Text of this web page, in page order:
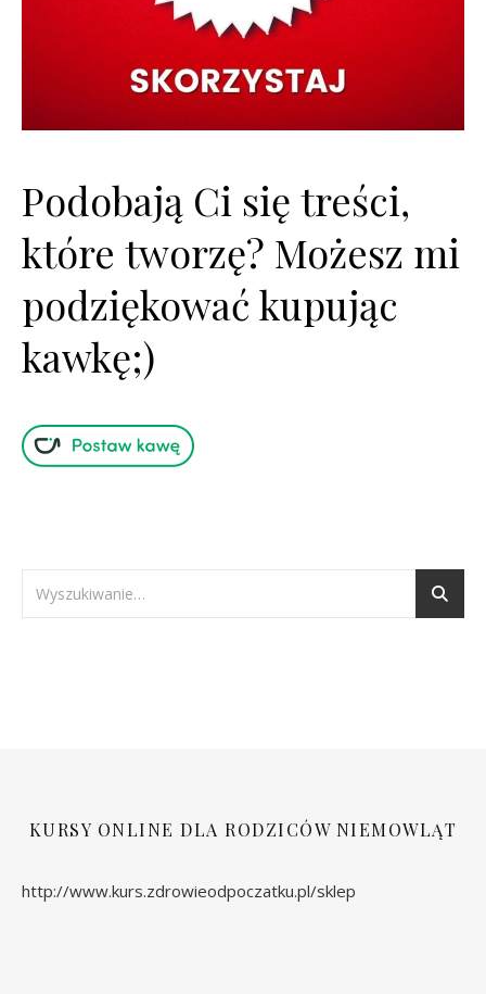
Podobają Ci się treści,
które tworzę? Możesz mi
podziękować kupując
kawkę;)
KURSY ONLINE DLA RODZICÓW NIEMOWLĄT
http://www.kurs.zdrowieodpoczatku.pl/sklep